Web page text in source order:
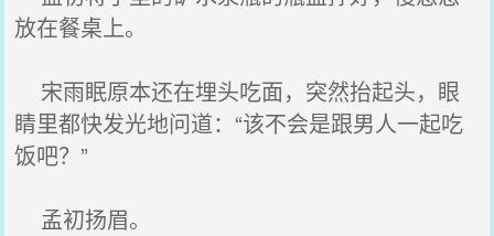
放在餐桌上。
宋雨眠原本还在埋头吃面，突然抬起头，眼
睛里都快发光地问道：“该不会是跟男人一起吃
饭吧？”
孟初扬眉。